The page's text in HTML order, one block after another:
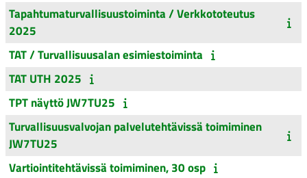
Tapahtumaturvallisuustoiminta / Verkkototeutus
2025
TAT / Turvallisuusalan esimiestoiminta
TAT UTH 2025
TPT näyttö JW7TU25
Turvallisuusvalvojan palvelutehtävissä toimiminen
JW7TU25
Vartiointitehtävissä toimiminen, 30 osp